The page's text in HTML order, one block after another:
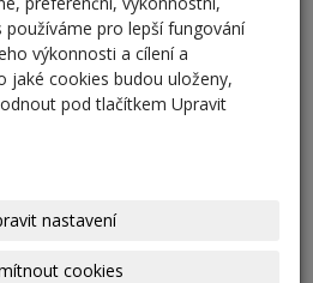
používáme pro lepší fungování
výkonnosti a cílení a
jaké cookies budou uloženy,
pod tlačítkem Upravit
nastavení
cookies